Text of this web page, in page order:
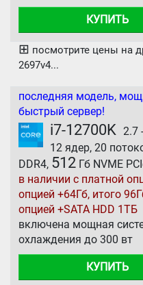
КУПИТЬ
⊞ посмотрите цены на
2697v4...
последняя модель,
быстрый сервер!
i7-12700K
2.7
12 ядер, 20
DDR4, 512 Гб NVME
в наличии с платной
опцией +64Гб, итого
опцией +SATA HDD 1ТБ
включена мощная
охлаждения до 300 вт
КУПИТЬ